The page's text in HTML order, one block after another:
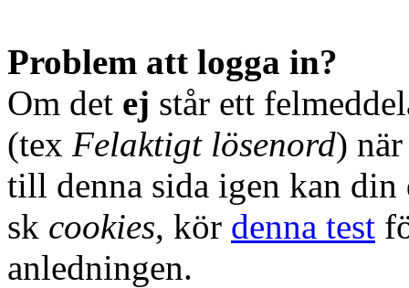
Problem att logga in?
Om det ej står ett
(tex Felaktigt lösenord)
till denna sida igen kan din
sk cookies, kör denna test
anledningen.